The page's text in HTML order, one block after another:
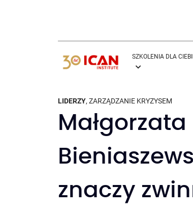
SZKOLENIA DLA
LIDERZY, ZARZĄDZANIE KRYZYSEM
Małgorzata
znaczy